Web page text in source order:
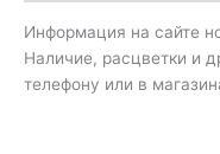
Информация на сайте
Наличие, расцветки и
телефону или в